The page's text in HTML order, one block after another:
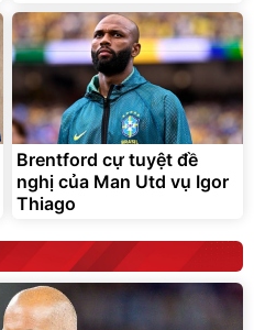
Brentford cự tuyệt đề
nghị của Man Utd vụ Igor
Thiago